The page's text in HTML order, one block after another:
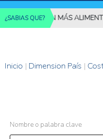
¿SABIAS QUE?MÁS ALIMENTOS
Inicio | Dimension País |
Nombre o palabra clave